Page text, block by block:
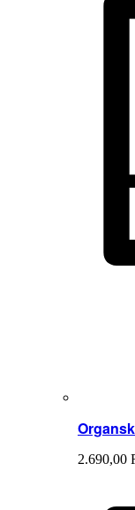
2.690,00